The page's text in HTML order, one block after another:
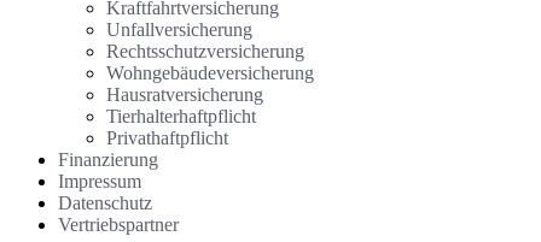
Kraftfahrtversicherung
Unfallversicherung
Rechtsschutzversicherung
Wohngebäudeversicherung
Hausratversicherung
Tierhalterhaftpflicht
Privathaftpflicht
Finanzierung
Impressum
Datenschutz
Vertriebspartner